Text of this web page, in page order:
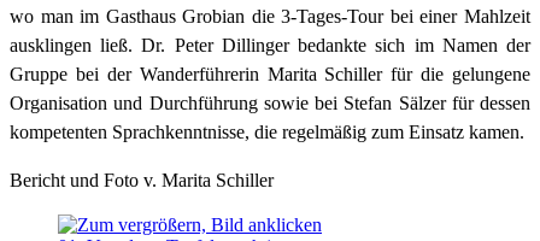
wo man im Gasthaus Grobian die 3-Tages-Tour bei einer Mahlzeit
ausklingen ließ. Dr. Peter Dillinger bedankte sich im Namen der
Gruppe bei der Wanderführerin Marita Schiller für die gelungene
Organisation und Durchführung sowie bei Stefan Sälzer für dessen
kompetenten Sprachkenntnisse, die regelmäßig zum Einsatz kamen.
Bericht und Foto v. Marita Schiller